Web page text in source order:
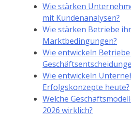
Wie stärken
mit Kundenanalysen?
Wie stärken Betriebe
Marktbedingungen?
Wie entwickeln
Wie entwickeln
Erfolgskonzepte heute?
Welche
2026 wirklich?